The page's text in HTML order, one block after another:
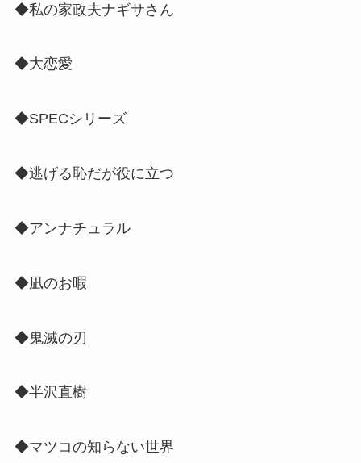
◆私の家政夫ナギサさん
◆大恋愛
◆SPECシリーズ
◆逃げる恥だが役に立つ
◆アンナチュラル
◆凪のお暇
◆鬼滅の刃
◆半沢直樹
◆マツコの知らない世界